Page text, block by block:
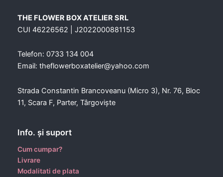
THE FLOWER BOX ATELIER SRL
CUI 46226562 | J2022000881153
Telefon: 0733 134 004
Email: theflowerboxatelier@yahoo.com
Strada Constantin Brancoveanu (Micro 3), Nr. 76, Bloc
11, Scara F, Parter, Târgoviște
Info. şi suport
Cum cumpar?
Livrare
Modalitati de plata